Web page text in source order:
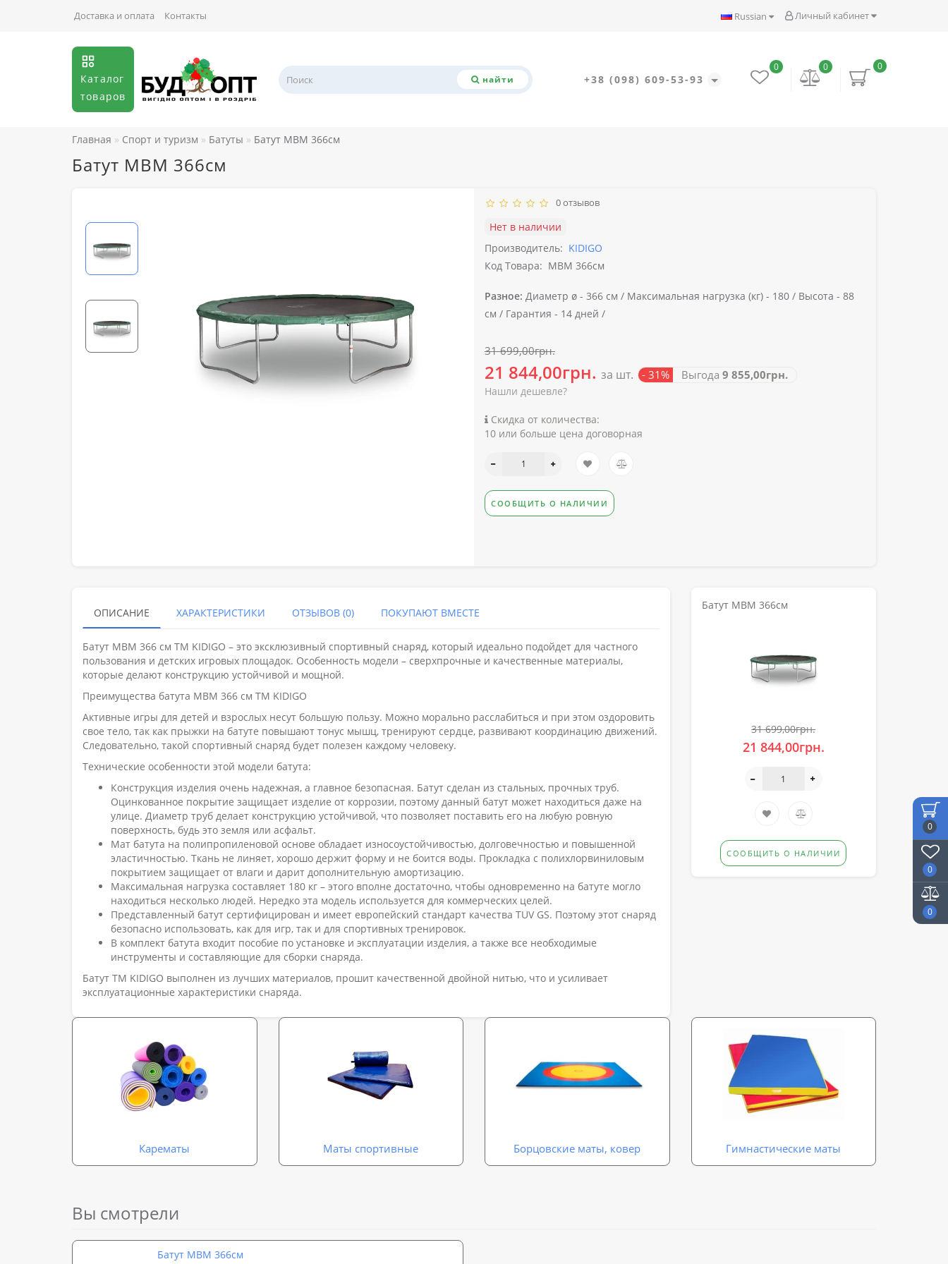
0
0
0
Личный кабинет
Russian
Доставка и оплата Контакты
Каталог
товаров
найти +38 (098) 609-53-93
0
0
0
Главная Спорт и туризм Батуты Батут MBM 366см
Батут MBM 366см
0 отзывов
Нет в наличии
Производитель: KIDIGO
Код Товара: MBM 366см
Разное: Диаметр ø - 366 см / Максимальная нагрузка (кг) - 180 / Высота - 88
см / Гарантия - 14 дней /
31 699,00грн.
21 844,00грн. за шт. - 31% Выгода 9 855,00грн.
Нашли дешевле?
Скидка от количества:
10 или больше цена договорная
СООБЩИТЬ О НАЛИЧИИ
ОПИСАНИЕ ХАРАКТЕРИСТИКИ ОТЗЫВОВ (0) ПОКУПАЮТ ВМЕСТЕ
Батут МВМ 366 см ТМ KIDIGO – это эксклюзивный спортивный снаряд, который идеально подойдет для частного
пользования и детских игровых площадок. Особенность модели – сверхпрочные и качественные материалы,
которые делают конструкцию устойчивой и мощной.
Преимущества батута МВМ 366 см ТМ KIDIGO
Активные игры для детей и взрослых несут большую пользу. Можно морально расслабиться и при этом оздоровить
свое тело, так как прыжки на батуте повышают тонус мышц, тренируют сердце, развивают координацию движений.
Следовательно, такой спортивный снаряд будет полезен каждому человеку.
Технические особенности этой модели батута:
Конструкция изделия очень надежная, а главное безопасная. Батут сделан из стальных, прочных труб.
Оцинкованное покрытие защищает изделие от коррозии, поэтому данный батут может находиться даже на
улице. Диаметр труб делает конструкцию устойчивой, что позволяет поставить его на любую ровную
поверхность, будь это земля или асфальт.
Мат батута на полипропиленовой основе обладает износоустойчивостью, долговечностью и повышенной
эластичностью. Ткань не линяет, хорошо держит форму и не боится воды. Прокладка с полихлорвиниловым
покрытием защищает от влаги и дарит дополнительную амортизацию.
Максимальная нагрузка составляет 180 кг – этого вполне достаточно, чтобы одновременно на батуте могло
находиться несколько людей. Нередко эта модель используется для коммерческих целей.
Представленный батут сертифицирован и имеет европейский стандарт качества TUV GS. Поэтому этот снаряд
безопасно использовать, как для игр, так и для спортивных тренировок.
В комплект батута входит пособие по установке и эксплуатации изделия, а также все необходимые
инструменты и составляющие для сборки снаряда.
Батут ТМ KIDIGO выполнен из лучших материалов, прошит качественной двойной нитью, что и усиливает
эксплуатационные характеристики снаряда.
Батут MBM 366см
31 699,00грн.
21 844,00грн.
СООБЩИТЬ О НАЛИЧИИ
Карематы Маты спортивные Борцовские маты, ковер Гимнастические маты
Вы смотрели
Батут MBM 366см